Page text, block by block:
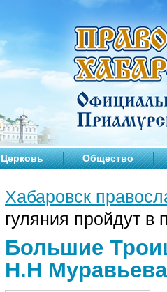
Церковь Общество
Хабаровск
гуляния пройдут
Большие
Н.Н